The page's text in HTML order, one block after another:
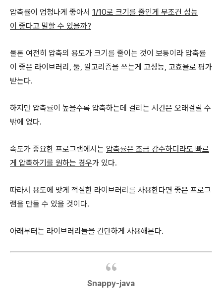
압축률이 엄청나게 좋아서 1/10로 크기를 줄인게 무조건 성능
이 좋다고 말할 수 있을까?
물론 여전히 압축의 용도가 크기를 줄이는 것이 보통이라 압축률
이 좋은 라이브러리, 툴, 알고리즘을 쓰는게 고성능, 고효율로 평가
받는다.
하지만 압축률이 높을수록 압축하는데 걸리는 시간은 오래걸릴 수
밖에 없다.
속도가 중요한 프로그램에서는 압축률은 조금 감수하더라도 빠르
게 압축하기를 원하는 경우가 있다.
따라서 용도에 맞게 적절한 라이브러리를 사용한다면 좋은 프로그
램을 만들 수 있을 것이다.
아래부터는 라이브러리들을 간단하게 사용해본다.
Snappy-java